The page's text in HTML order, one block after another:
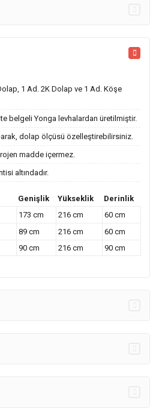
1 Ad. 2K Dolap ve 1 Ad. Köşe
belgeli Yonga levhalardan üretilmiştir.
dolap ölçüsü özelleştirebilirsiniz.
madde içermez.
altındadır.
Genişlik Yükseklik
Derinlik
173 cm 216 cm
60 cm
89 cm 216 cm
60 cm
90 cm 216 cm 90 cm